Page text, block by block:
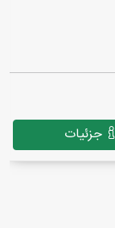
جزئیات